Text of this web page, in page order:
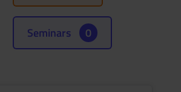
Seminars 0